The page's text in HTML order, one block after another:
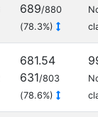
689/880
(78.3%)
681.54
631/803
(78.6%)